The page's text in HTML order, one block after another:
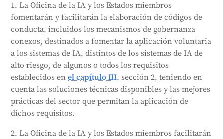
mejores prácticas del sector. También fomentarán un
uso de la IA que minimice el impacto ambiental,
promueva la alfabetización en IA, garantice la
inclusión y la diversidad y evite impactos negativos
en grupos vulnerables. Estos códigos pueden ser
creados por proveedores de IA, implantadores o sus
organizaciones representativas, y deben tener en
cuenta los intereses y necesidades de las pequeñas
empresas y las startups.
1. La Oficina de la IA y los Estados miembros
fomentarán y facilitarán la elaboración de códigos de
conducta, incluidos los mecanismos de gobernanza
conexos, destinados a fomentar la aplicación voluntaria
a los sistemas de IA, distintos de los sistemas de IA de
alto riesgo, de algunos o todos los requisitos
establecidos enel capítulo III, sección 2, teniendo en
cuenta las soluciones técnicas disponibles y las mejores
prácticas del sector que permitan la aplicación de
dichos requisitos.
2. La Oficina de la IA y los Estados miembros facilitarán